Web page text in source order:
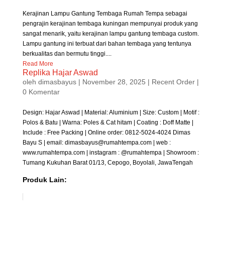
Kerajinan Lampu Gantung Tembaga Rumah Tempa sebagai
pengrajin kerajinan tembaga kuningan mempunyai produk yang
sangat menarik, yaitu kerajinan lampu gantung tembaga custom.
Lampu gantung ini terbuat dari bahan tembaga yang tentunya
berkualitas dan bermutu tinggi....
Read More
Replika Hajar Aswad
oleh dimasbayus| November 28, 2025 | Recent Order|
0 Komentar
Design: Hajar Aswad | Material: Aluminium | Size: Custom | Motif :
Polos & Batu | Warna: Poles & Cat hitam | Coating : Doff Matte |
Include : Free Packing | Online order: 0812-5024-4024 Dimas
Bayu S | email: dimasbayus@rumahtempa.com | web :
www.rumahtempa.com | instagram : @rumahtempa | Showroom :
Tumang Kukuhan Barat 01/13, Cepogo, Boyolali, JawaTengah
Produk Lain: